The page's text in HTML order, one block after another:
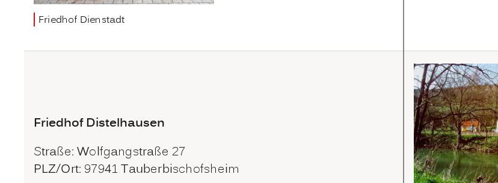
Friedhof Dienstadt
Friedhof Distelhausen
Straße: Wolfgangstraße 27
PLZ/Ort: 97941 Tauberbischofsheim